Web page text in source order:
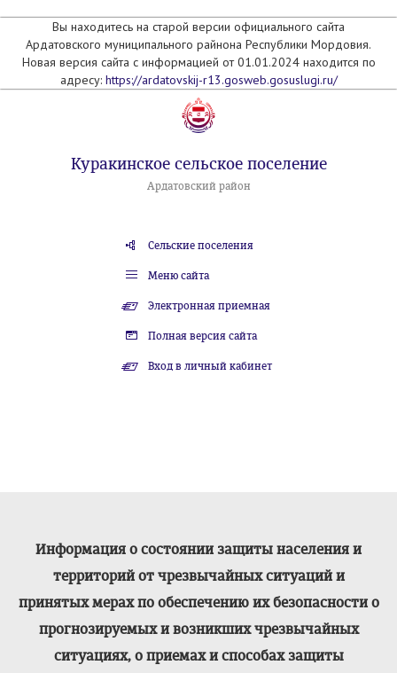
Вы находитесь на старой версии официального сайта
Ардатовского муниципального райнона Республики Мордовия.
Новая версия сайта с информацией от 01.01.2024 находится по
адресу: https://ardatovskij-r13.gosweb.gosuslugi.ru/
Куракинское сельское поселение
Ардатовский район
Сельские поселения
Меню сайта
Электронная приемная
Полная версия сайта
Вход в личный кабинет
Информация о состоянии защиты населения и
территорий от чрезвычайных ситуаций и
принятых мерах по обеспечению их безопасности о
прогнозируемых и возникших чрезвычайных
ситуациях, о приемах и способах защиты